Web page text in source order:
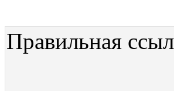
Правильная